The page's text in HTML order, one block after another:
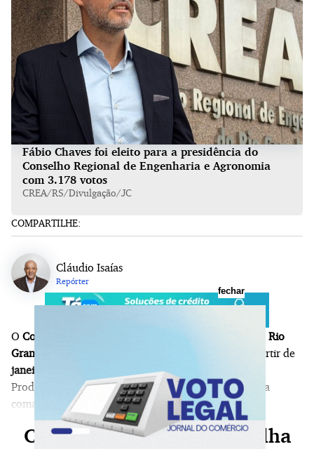
Fábio Chaves foi eleito para a presidência do
Conselho Regional de Engenharia e Agronomia
com 3.178 votos
CREA/RS/Divulgação/JC
COMPARTILHE:
Cláudio Isaías
Repórter
O Conselho Regional de Engenharia e Agronomia do Rio
Grande do Sul (CREA/RS)
a partir de
janeiro de 2027
: Fábio Chaves, que é engenheiro de
Produção e de Segurança do Trabalho, foi eleito para
comandar a entidade no triênio 2027/2029.
Continue sua leitura, escolha
fechar